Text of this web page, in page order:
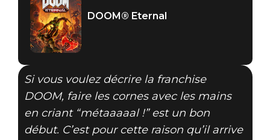
DOOM® Eternal
Si vous voulez décrire la franchise
DOOM, faire les cornes avec les mains
en criant “métaaaaal !” est un bon
début. C’est pour cette raison qu’il arrive